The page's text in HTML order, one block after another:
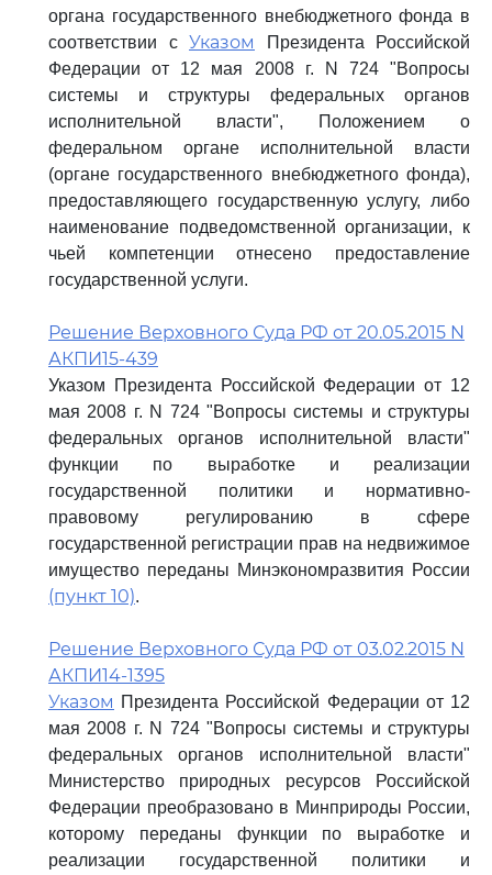
органа государственного внебюджетного фонда в
соответствии с Указом
Президента Российской
Федерации от 12 мая 2008 г. N 724 "Вопросы
системы и структуры федеральных органов
исполнительной власти", Положением о
федеральном органе исполнительной власти
(органе государственного внебюджетного фонда),
предоставляющего государственную услугу, либо
наименование подведомственной организации, к
чьей компетенции отнесено предоставление
государственной услуги.
Решение Верховного Суда РФ от 20.05.2015 N
АКПИ15-439
Указом Президента Российской Федерации от 12
мая 2008 г. N 724 "Вопросы системы и структуры
федеральных органов исполнительной власти"
функции по выработке и реализации
государственной политики и нормативно-
правовому регулированию в сфере
государственной регистрации прав на недвижимое
имущество переданы Минэкономразвития России
(пункт 10).
Решение Верховного Суда РФ от 03.02.2015 N
АКПИ14-1395
Указом Президента Российской Федерации от 12
мая 2008 г. N 724 "Вопросы системы и структуры
федеральных органов исполнительной власти"
Министерство природных ресурсов Российской
Федерации преобразовано в Минприроды России,
которому переданы функции по выработке и
реализации государственной политики и